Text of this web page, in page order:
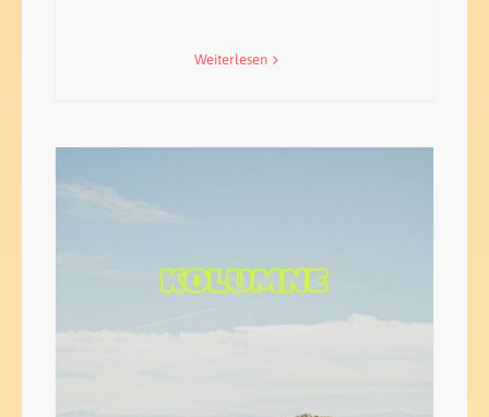
Weiterlesen